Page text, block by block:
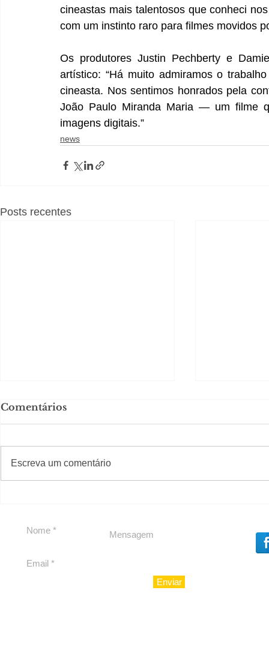
cineastas mais talentosos que conheci
com um instinto raro para filmes movidos
Os produtores Justin Pechberty e
artístico: “Há muito admiramos o
cineasta. Nos sentimos honrados pela
João Paulo Miranda Maria — um filme
imagens digitais.”
news
Posts recentes
reforçam apoio a
Cláudio Mitidieri
Comentários
Escreva um comentário
#Sugestões
Enviar